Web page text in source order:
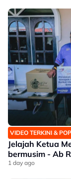
VIDEO TERKINI &
Jelajah Ketua
bermusim - Ab
1 day ago